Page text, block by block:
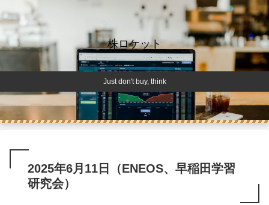
株ロケット
Just don't buy, think
2025年6月11日（ENEOS、早稲田学習
研究会）